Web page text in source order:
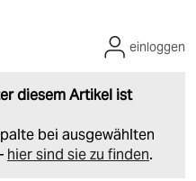
diesem Artikel ist
bei ausgewählten
hier sind sie zu finden.
einloggen